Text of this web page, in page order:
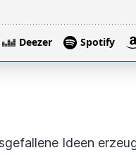
Ideen